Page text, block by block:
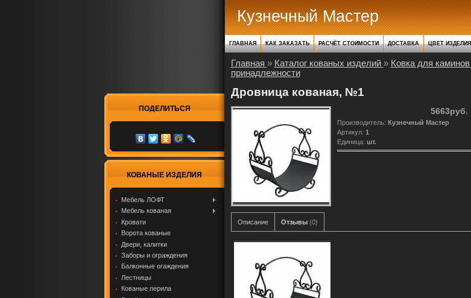
ПОДЕЛИТЬСЯ
КОВАНЫЕ ИЗДЕЛИЯ
Мебель ЛОФТ
Мебель кованая
Кровати
Ворота кованые
Двери, калитки
Заборы и ограждения
Балконные огаждения
Лестницы
Кованые перила
Кузнечный Мастер
ГЛАВНАЯ КАК ЗАКАЗАТЬ РАСЧЁТ СТОИМОСТИ ДОСТАВКА ЦВЕТ ИЗДЕЛИЯ
Главная » Каталог кованых изделий » Ковка для каминов
принадлежности
Дровница кованая, №1
5663руб.
Производитель: Кузнечный Мастер
Артикул: 1
Единица: шт.
Описание Отзывы(0)